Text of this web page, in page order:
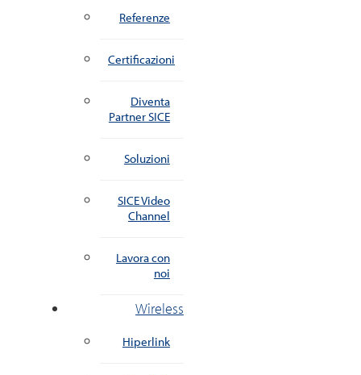
Referenze
Certificazioni
Diventa
Partner SICE
Soluzioni
SICE Video
Channel
Lavora con
noi
Wireless
Hiperlink